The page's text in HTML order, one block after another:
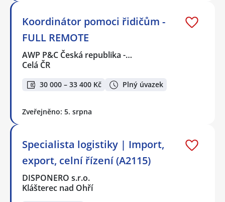
Koordinátor pomoci řidičům -
FULL REMOTE
AWP P&C Česká republika -…
Celá ČR
30 000 – 33 400 Kč Plný úvazek
Zveřejněno: 5. srpna
Specialista logistiky | Import,
export, celní řízení (A2115)
DISPONERO s.r.o.
Klášterec nad Ohří